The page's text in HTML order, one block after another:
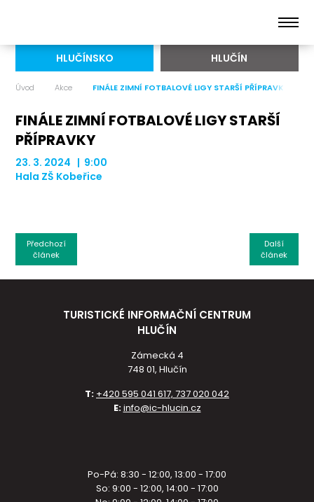
HLUČÍNSKO HLUČÍN
Úvod Akce FINÁLE ZIMNÍ FOTBALOVÉ LIGY STARŠÍ PŘÍPRAVKY
FINÁLE ZIMNÍ FOTBALOVÉ LIGY STARŠÍ
PŘÍPRAVKY
23. 3. 2024 | 9:00
Hala ZŠ Kobeřice
Další
článek
Předchozí
článek
TURISTICKÉ INFORMAČNÍ CENTRUM
HLUČÍN
Zámecká 4
748 01, Hlučín
T: +420 595 041 617, 737 020 042
E:info@ic-hlucin.cz
Po-Pá: 8:30 - 12:00, 13:00 - 17:00
So: 9:00 - 12:00, 14:00 - 17:00